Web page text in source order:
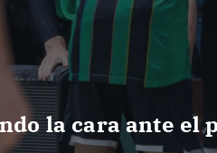
la cara ante el